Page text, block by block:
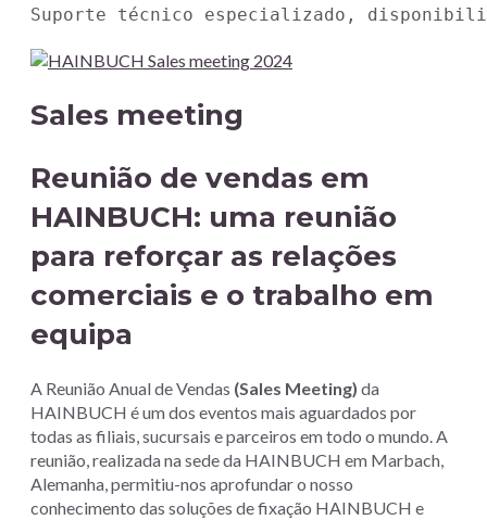
Suporte técnico especializado,
Sales meeting
Reunião de vendas em
HAINBUCH: uma reunião
para reforçar as relações
comerciais e o trabalho em
equipa
A Reunião Anual de Vendas (Sales Meeting) da
HAINBUCH é um dos eventos mais aguardados por
todas as filiais, sucursais e parceiros em todo o mundo. A
reunião, realizada na sede da HAINBUCH em Marbach,
Alemanha, permitiu-nos aprofundar o nosso
conhecimento das soluções de fixação HAINBUCH e